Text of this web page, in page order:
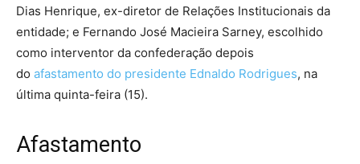
Dias Henrique, ex-diretor de Relações Institucionais da
entidade; e Fernando José Macieira Sarney, escolhido
como interventor da confederação depois
do afastamento do presidente Ednaldo Rodrigues, na
última quinta-feira (15).
Afastamento